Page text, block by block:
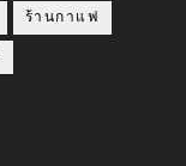
ร้านกาแฟ